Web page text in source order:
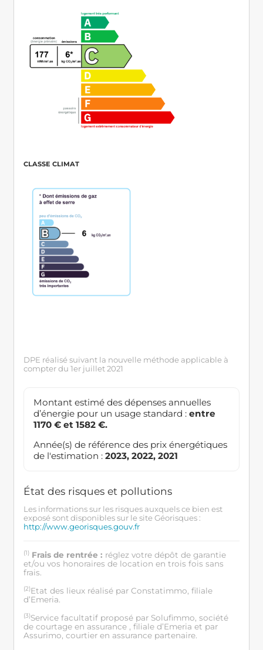
CLASSE CLIMAT
DPE réalisé suivant la nouvelle méthode applicable à
compter du 1er juillet 2021
Montant estimé des dépenses annuelles
d’énergie pour un usage standard : entre
1170 € et 1582 €.
Année(s) de référence des prix énergétiques
de l'estimation : 2023, 2022, 2021
État des risques et pollutions
Les informations sur les risques auxquels ce bien est
exposé sont disponibles sur le site Géorisques :
http://www.georisques.gouv.fr
(1) Frais de rentrée : réglez votre dépôt de garantie
et/ou vos honoraires de location en trois fois sans
frais.
(2)Etat des lieux réalisé par Constatimmo, filiale
d’Emeria.
(3)Service facultatif proposé par Solufimmo, société
de courtage en assurance , filiale d’Emeria et par
Assurimo, courtier en assurance partenaire.